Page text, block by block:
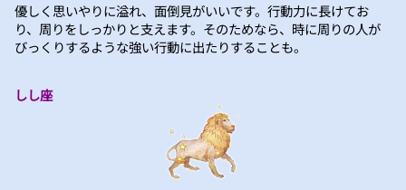
優しく思いやりに溢れ、面倒見がいいです。行動力に長けてお
り、周りをしっかりと支えます。そのためなら、時に周りの人が
びっくりするような強い行動に出たりすることも。
しし座